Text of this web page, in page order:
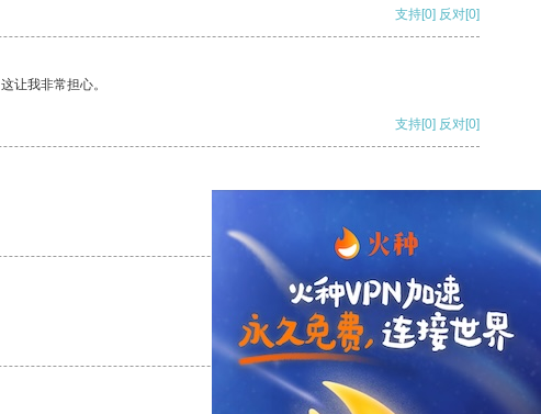
支持[0] 反对[0]
让我非常担心。
支持[0] 反对[0]
支持
支持[0] 反对[0]